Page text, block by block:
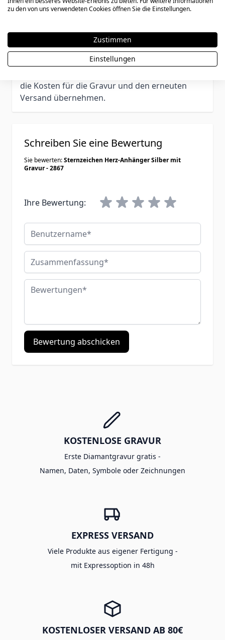
Wir empfehlen daher die Ringgröße oder
Zweifelsfall können Sie einen Artikel auch ohne
Gravur bestellen und später diesen bei uns
personalisieren lassen. In diesem Fall müssen
die Kosten für die Gravur und den erneuten
Versand übernehmen.
Schreiben Sie eine Bewertung
Sie bewerten:Sternzeichen Herz-Anhänger Silber mit
Gravur - 2867
Ihre Bewertung:
Benutzername
Zusammenfassung
Bewertungen
Bewertung abschicken
KOSTENLOSE GRAVUR
Erste Diamantgravur gratis -
Namen, Daten, Symbole oder Zeichnungen
EXPRESS VERSAND
Viele Produkte aus eigener Fertigung -
mit Expressoption in 48h
KOSTENLOSER VERSAND AB 80€
zu den von uns verwendeten Cookies öffnen Sie die Einstellungen.
Zustimmen
Einstellungen